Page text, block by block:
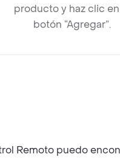
producto y haz clic
botón “Agregar”.
Remoto puedo